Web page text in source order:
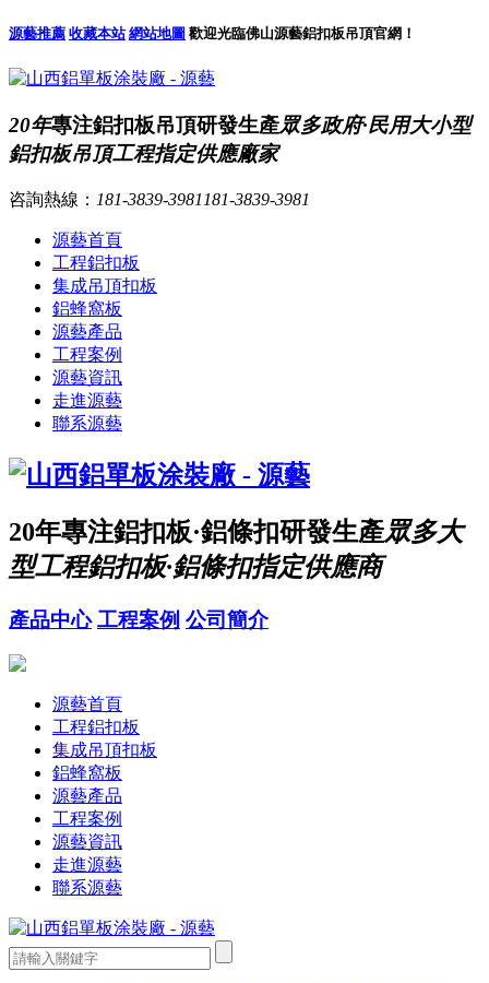
源藝推薦 收藏本站 網站地圖 歡迎光臨佛山源藝鋁扣板吊頂官網！
20年專注鋁扣板吊頂研發生產眾多政府·民用大小型
鋁扣板吊頂工程指定供應廠家
咨詢熱線： 181-3839-3981 181-3839-3981
源藝首頁
工程鋁扣板
集成吊頂扣板
鋁蜂窩板
源藝產品
工程案例
源藝資訊
走進源藝
聯系源藝
20年專注鋁扣板·鋁條扣研發生產眾多大
型工程鋁扣板·鋁條扣指定供應商
產品中心 工程案例 公司簡介
源藝首頁
工程鋁扣板
集成吊頂扣板
鋁蜂窩板
源藝產品
工程案例
源藝資訊
走進源藝
聯系源藝